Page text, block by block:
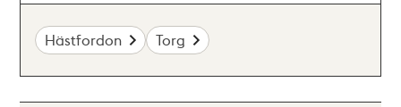
Hästfordon Torg